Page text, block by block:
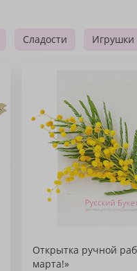
Сладости Игрушки
Открытка ручной
марта!»